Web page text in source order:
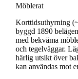
Möblerat
Korttidsuthyrning
byggd 1890
med bekväma
och tegelväggar.
härlig utsikt över
kan användas mot